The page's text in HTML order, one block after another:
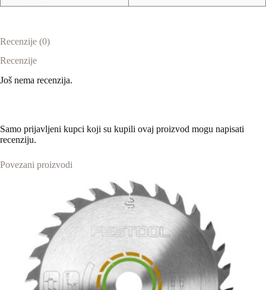
Recenzije (0)
Recenzije
Još nema recenzija.
Samo prijavljeni kupci koji su kupili ovaj proizvod mogu napisati
recenziju.
Povezani proizvodi